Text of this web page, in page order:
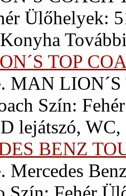
Ülőhelyek:
TOP
MAN
Szín:
lejátszó,
BENZ
Mercedes